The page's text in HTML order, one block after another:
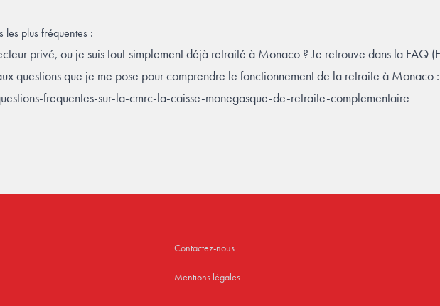
les plus fréquentes :
privé, ou je suis tout simplement déjà retraité à Monaco ? Je retrouve dans la FAQ
questions que je me pose pour comprendre le fonctionnement de la retraite à Monaco :
frequentes-sur-la-cmrc-la-caisse-monegasque-de-retraite-complementaire
Contactez-nous
Mentions légales